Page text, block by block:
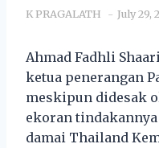
K PRAGALATH July 29,
Ahmad Fadhli
ketua penerangan
meskipun didesak
ekoran
damai Thailand